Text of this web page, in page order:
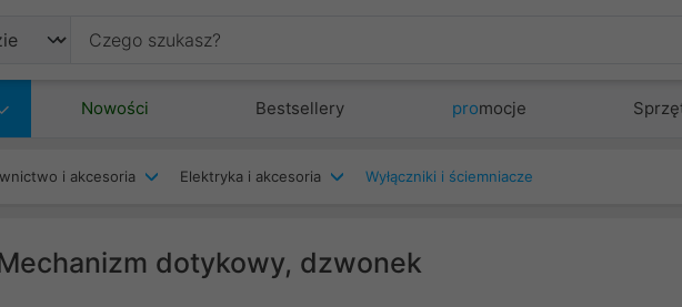
Nowości Bestsellery promocje
i akcesoria Elektryka i akcesoria Wyłączniki i ściemniacze
dotykowy, dzwonek